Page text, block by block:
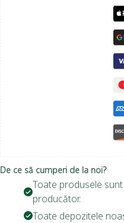
De ce să cumperi de la noi?
Toate produsele
producător.
Toate depozitele